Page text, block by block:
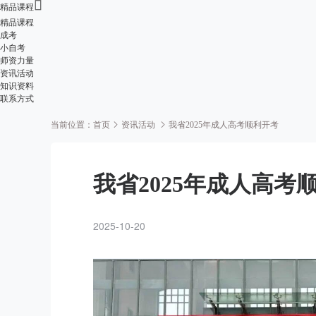
精品课程 
精品课程
成考
小自考
师资力量
资讯活动
知识资料
联系方式
当前位置： 首页 资讯活动 我省2025年成人高考顺利开考
我省2025年成人高考
2025-10-20